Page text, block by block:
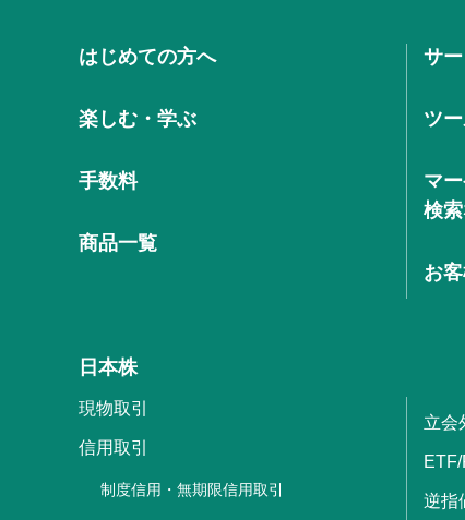
はじめての方へ
楽しむ・学ぶ
手数料
商品一覧
サ
ツ
マ
検
お
日本株
現物取引
信用取引
制度信用・無期限信用取引
立会
逆指